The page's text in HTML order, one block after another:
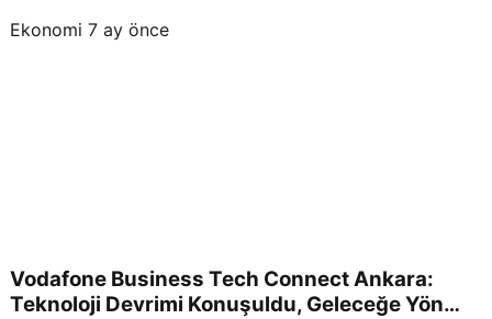
Ekonomi 7 ay önce
Vodafone Business Tech Connect Ankara:
Teknoloji Devrimi Konuşuldu, Geleceğe Yön